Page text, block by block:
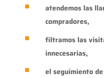
^
atendemos las
compradores,
^
filtramos las
innecesarias,
^
el seguimiento